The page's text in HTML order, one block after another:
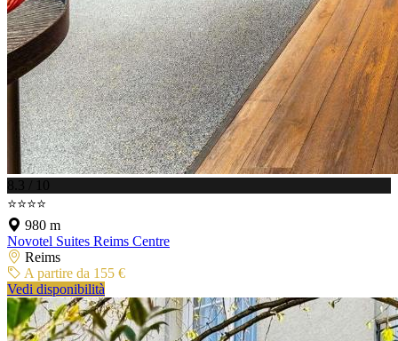
8.3 / 10
⭐⭐⭐⭐
980 m
Novotel Suites Reims Centre
Reims
A partire da 155 €
Vedi disponibilità